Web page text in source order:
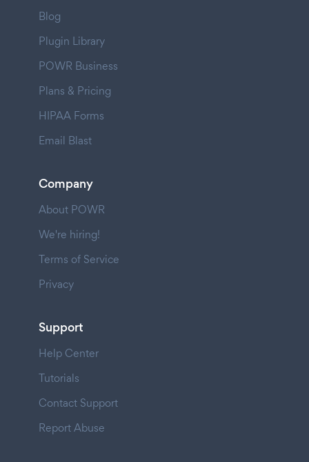
Blog
Plugin Library
POWR Business
Plans & Pricing
HIPAA Forms
Email Blast
Company
About POWR
We're hiring!
Terms of Service
Privacy
Support
Help Center
Tutorials
Contact Support
Report Abuse